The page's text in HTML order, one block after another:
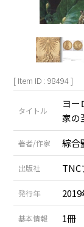
[ Item ID : 98494 ]
タイトル
ヨ
家の
著者/作家 綜合
出版社 TNC
発行年
基本情報 1冊